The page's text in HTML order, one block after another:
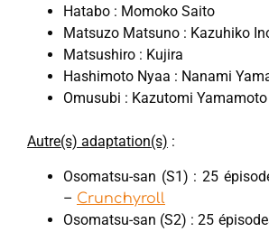
Hatabo : Momoko Saito
Matsuzo Matsuno : Kazuhiko
Matsushiro : Kujira
Hashimoto Nyaa : Nanami
Omusubi : Kazutomi Yamamoto
Autre(s) adaptation(s) :
Osomatsu-san (S1) : 25
– Crunchyroll
Osomatsu-san (S2) : 25